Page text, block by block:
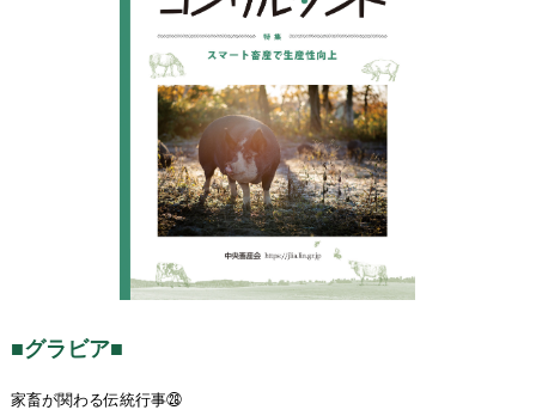
■グラビア■
家畜が関わる伝統行事㉘